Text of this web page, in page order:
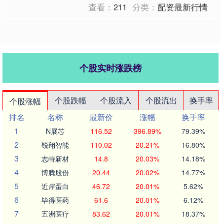
查看：211 分类：配资最新行情
个股实时涨跌榜
个股涨幅 个股跌幅 个股流入 个股流出
换手率
排名
名称 最新价 涨幅
换手率
1
N展芯 116.52 396.89% 79.39%
2 锐翔智能 110.02 20.21% 16.80%
3 志特新材 14.8 20.03% 14.18%
4 博腾股份 20.44 20.02% 14.77%
5 近岸蛋白 46.72 20.01% 5.62%
6 毕得医药 61.6 20.01% 6.12%
7 五洲医疗 83.62 20.01% 18.37%